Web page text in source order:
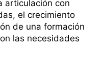
articulación con
el crecimiento
de una formación
las necesidades